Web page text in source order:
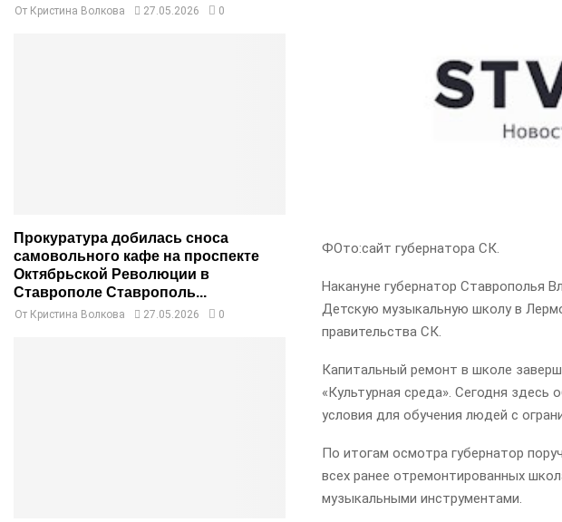
ФОто:сайт губернатора СК.
Накануне губернатор Ставрополья
Детскую музыкальную школу в
правительства СК.
Капитальный ремонт в школе
«Культурная среда». Сегодня здесь
условия для обучения людей с
По итогам осмотра губернатор
всех ранее отремонтированных
музыкальными инструментами.
От Кристина Волкова 27.05.2026 0
Прокуратура добилась сноса
самовольного кафе на проспекте
Октябрьской Революции в
Ставрополе Ставрополь...
От Кристина Волкова 27.05.2026 0